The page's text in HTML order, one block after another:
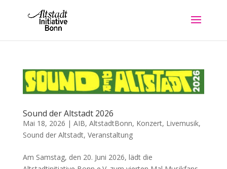
Sound der Altstadt 2026
Mai 18, 2026 | AIB, AltstadtBonn, Konzert, Livemusik,
Sound der Altstadt, Veranstaltung
Am Samstag, den 20. Juni 2026, lädt die